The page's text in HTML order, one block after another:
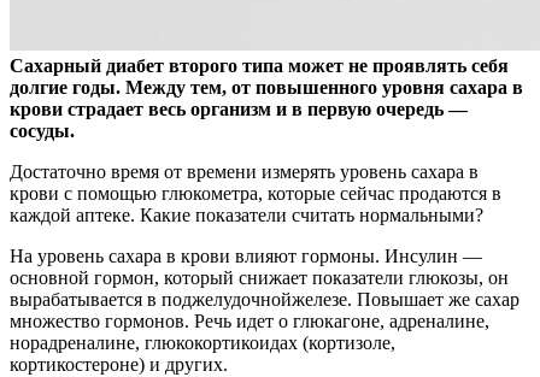
Сахарный диабет второго типа может не проявлять себя
долгие годы. Между тем, от повышенного уровня сахара в
крови страдает весь организм и в первую очередь —
сосуды.
Достаточно время от времени измерять уровень сахара в
крови с помощью глюкометра, которые сейчас продаются в
каждой аптеке. Какие показатели считать нормальными?
На уровень сахара в крови влияют гормоны. Инсулин —
основной гормон, который снижает показатели глюкозы, он
вырабатывается в поджелудочнойжелезе. Повышает же сахар
множество гормонов. Речь идет о глюкагоне, адреналине,
норадреналине, глюкокортикоидах (кортизоле,
кортикостероне) и других.